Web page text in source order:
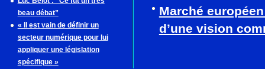
beau débat”
« Il est vain de définir un
secteur numérique pour lui
appliquer une législation
spécifique »
Marché
d’une vision